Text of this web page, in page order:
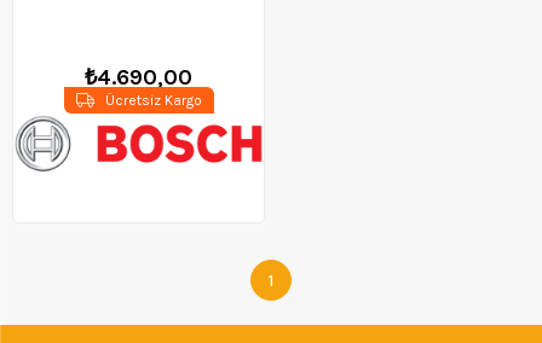
₺4.690,00
Ücretsiz Kargo
1